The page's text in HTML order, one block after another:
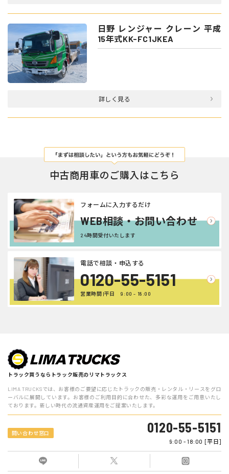
日野 レンジャー クレーン 平成
15年式KK-FC1JKEA
詳しく見る
中古商用車のご購入はこちら
WEB相談・お問い合わせ
フォームに入力するだけ
24時間受付いたします
0120-55-5151
電話で相談・申込する
営業時間 |平日 9:00 - 18:00
トラック買うならトラック販売のリマトラックス
LIMA TRUCKSでは、お客様のご要望に応じたトラックの販売・レンタル・リースをグロ
ーバルに展開しています。お客様のご利用目的に合わせた、多彩な運用をご用意いたし
ております。新しい時代の流通資産運用をご提案いたします。
問い合わせ窓口 0120-55-5151
9:00 - 18:00 [平日]